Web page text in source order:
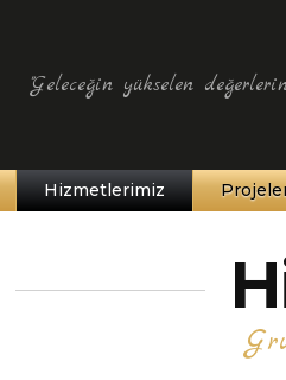
"Geleceğin yükselen
Hizmetlerimiz